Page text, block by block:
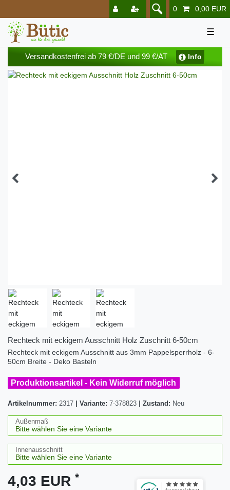
0 0,00 EUR
☰
Versandkostenfrei ab 79 €/DE und 99 €/AT Info
Rechteck mit eckigem Ausschnitt Holz Zuschnitt 6-50cm
Rechteck mit eckigem Ausschnitt aus 3mm Pappelsperrholz - 6-
50cm Breite - Deko Basteln
Produktionsartikel - Kein Widerruf möglich
Artikelnummer: 2317 Variante: 7-378823 Zustand: Neu
Außenmaß
Innenausschnitt
4,03 EUR *